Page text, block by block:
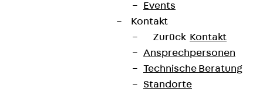
Events
Kontakt
Zurück Kontakt
Ansprechpersonen
Technische Beratung
Standorte